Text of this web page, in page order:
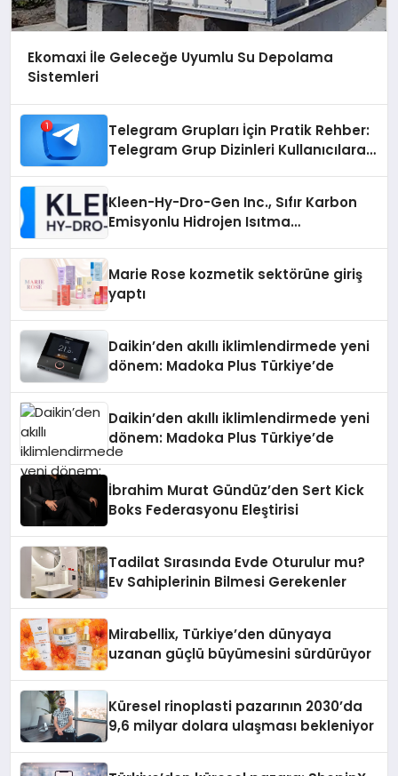
Ekomaxi İle Geleceğe Uyumlu Su Depolama
Sistemleri
Telegram Grupları İçin Pratik Rehber:
Telegram Grup Dizinleri Kullanıcılara
Kleen-Hy-Dro-Gen Inc., Sıfır Karbon
Emisyonlu Hidrojen Isıtma
Marie Rose kozmetik sektörüne giriş
yaptı
Daikin’den akıllı iklimlendirmede yeni
dönem: Madoka Plus Türkiye’de
Daikin’den akıllı iklimlendirmede yeni
dönem: Madoka Plus Türkiye’de
İbrahim Murat Gündüz’den Sert Kick
Boks Federasyonu Eleştirisi
Tadilat Sırasında Evde Oturulur mu?
Ev Sahiplerinin Bilmesi Gerekenler
Mirabellix, Türkiye’den dünyaya
uzanan güçlü büyümesini sürdürüyor
Küresel rinoplasti pazarının 2030’da
9,6 milyar dolara ulaşması bekleniyor